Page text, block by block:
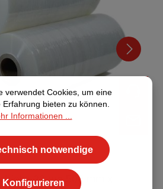
23 µm 500 mm x
verwendet Cookies, um eine
Erfahrung bieten zu können.
Informationen ...
notwendige
Konfigurieren